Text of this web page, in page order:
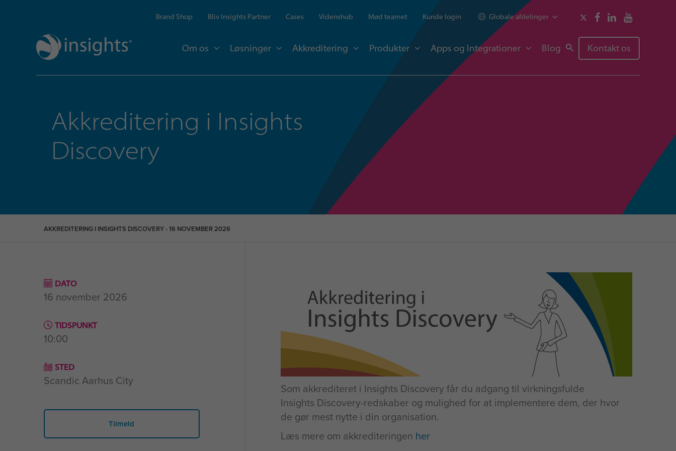
Brand Shop Bliv Insights Partner Cases Videnshub Mød teamet Kunde login Globale afdelinger
Om os Løsninger Akkreditering Produkter Apps og Integrationer Blog Kontakt os
Akkreditering i Insights
Discovery
AKKREDITERING I INSIGHTS DISCOVERY - 16 NOVEMBER 2026
DATO
16 november 2026
TIDSPUNKT
10:00
STED
Scandic Aarhus City
Tilmeld
Som akkrediteret i Insights Discovery får du adgang til virkningsfulde
Insights Discovery-redskaber og mulighed for at implementere dem, der hvor
de gør mest nytte i din organisation.
Læs mere om akkrediteringen her